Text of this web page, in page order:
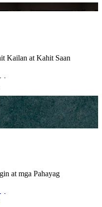
Kailan at Kahit Saan
at mga Pahayag